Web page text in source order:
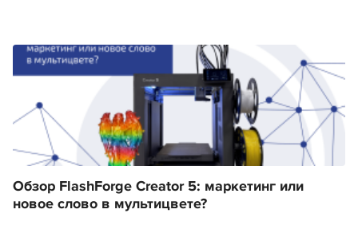
Обзор FlashForge Creator 5: маркетинг или
новое слово в мультицвете?